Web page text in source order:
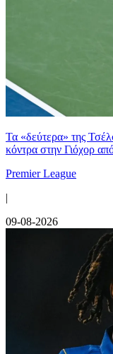
Τα «δεύτερα» της
κόντρα στην Γιόχορ
Premier League
|
09-08-2026